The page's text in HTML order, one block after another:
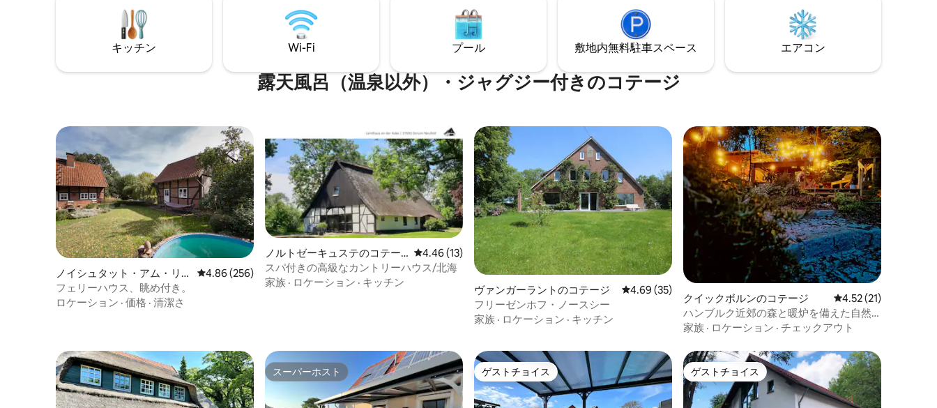
ながら暖炉の前で。 ... 休暇をお探しな
ら、私たちの芸術的な田舎の雰囲気の中
で見つけることができます！
キッチン Wi-Fi プール 敷地内無料駐⁠車ス⁠ペ⁠ー⁠ス エアコン
露天風呂（温泉以外）・ジャグジー付きのコテージ
ノイシュタット・アム・リュ
ーベンベルゲのコテージ
レビュー256件、5つ星中4.86つ星の平均評価
4.86 (256)
フェリーハウス、眺め付き。
ロケーション · 価格 · 清潔さ
ノルトゼーキュステのコテー
ジ
レビュー13件、5つ星中4.46つ星の平均評価
4.46 (13)
スパ付きの高級なカントリーハウス/北海
家族 · ロケーション · キッチン
ヴァンガーラントのコテージ レビュー35件、5つ星中4.69つ星の平均評価
4.69 (35)
フリーゼンホフ・ノースシー
家族 · ロケーション · キッチン
クイックボルンのコテージ レビュー21件、5つ
4.52 (21)
ハンブルク近郊の森と暖炉を備えた自然
の家
家族 · ロケーション · チェックアウト
スーパーホスト
スーパーホスト ゲストチョイス
ゲストチョイス ゲストチョイス
ゲストチョイス